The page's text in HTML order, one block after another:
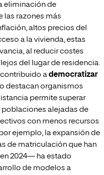
eliminación de
las razones más
altos precios del
a la vivienda, estas
al reducir costes
del lugar de residencia.
ademocratizar
destacan organismos
permite superar
poblaciones alejadas de
con menos recursos
ejemplo, la expansión de
de matriculación que han
2024— ha estado
de modelos a